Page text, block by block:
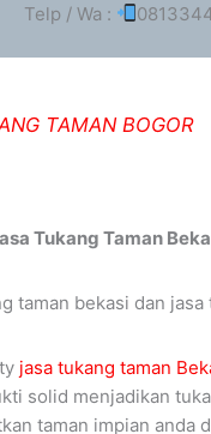
Telp / Wa :
TAMAN BOGOR
Tukang Taman
jasa tukang taman
solid menjadikan
taman impian anda